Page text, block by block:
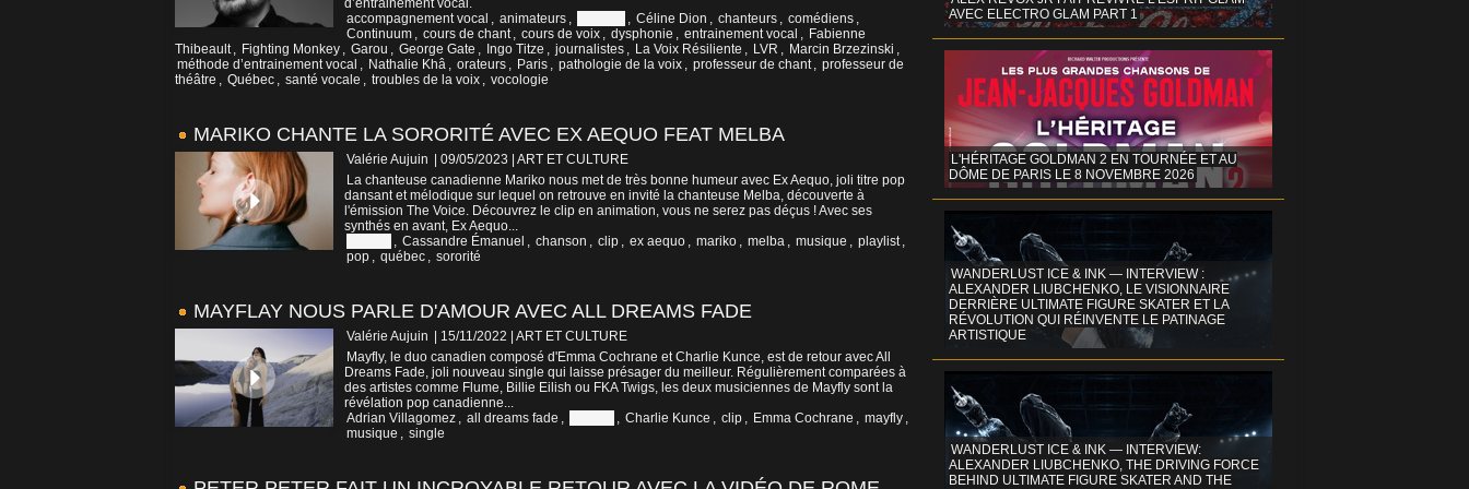
d’entrainement vocal.
accompagnement vocal , animateurs , , Céline Dion , chanteurs , comédiens ,
Continuum , cours de chant , cours de voix , dysphonie , entrainement vocal , Fabienne
Thibeault , Fighting Monkey , Garou , George Gate , Ingo Titze , journalistes , La Voix Résiliente , LVR , Marcin Brzezinski ,
méthode d’entrainement vocal , Nathalie Khâ , orateurs , Paris , pathologie de la voix , professeur de chant , professeur de
théâtre , Québec , santé vocale , troubles de la voix , vocologie
MARIKO CHANTE LA SORORITÉ AVEC EX AEQUO FEAT MELBA
Valérie Aujuin | 09/05/2023
ART ET CULTURE
La chanteuse canadienne Mariko nous met de très bonne humeur avec Ex Aequo, joli titre pop
dansant et mélodique sur lequel on retrouve en invité la chanteuse Melba, découverte à
l'émission The Voice. Découvrez le clip en animation, vous ne serez pas déçus ! Avec ses
synthés en avant, Ex Aequo...
, Cassandre Émanuel , chanson , clip , ex aequo , mariko , melba , musique , playlist ,
pop , québec , sororité
MAYFLAY NOUS PARLE D'AMOUR AVEC ALL DREAMS FADE
Valérie Aujuin | 15/11/2022
ART ET CULTURE
Mayfly, le duo canadien composé d'Emma Cochrane et Charlie Kunce, est de retour avec All
Dreams Fade, joli nouveau single qui laisse présager du meilleur. Régulièrement comparées à
des artistes comme Flume, Billie Eilish ou FKA Twigs, les deux musiciennes de Mayfly sont la
révélation pop canadienne...
Adrian Villagomez , all dreams fade , , Charlie Kunce , clip , Emma Cochrane , mayfly ,
musique , single
AVEC ELECTRO GLAM PART 1
L'HÉRITAGE GOLDMAN 2 EN TOURNÉE ET AU
DÔME DE PARIS LE 8 NOVEMBRE 2026
WANDERLUST ICE & INK — INTERVIEW :
ALEXANDER LIUBCHENKO, LE VISIONNAIRE
DERRIÈRE ULTIMATE FIGURE SKATER ET LA
RÉVOLUTION QUI RÉINVENTE LE PATINAGE
ARTISTIQUE
WANDERLUST ICE & INK — INTERVIEW:
ALEXANDER LIUBCHENKO, THE DRIVING FORCE
BEHIND ULTIMATE FIGURE SKATER AND THE